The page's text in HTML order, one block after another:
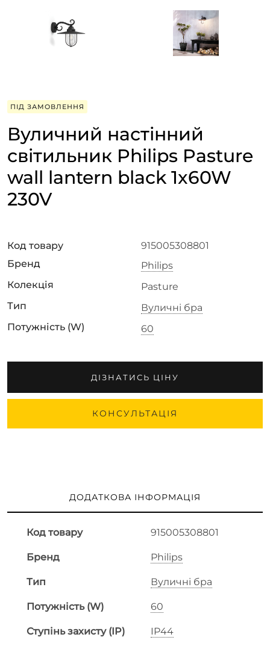
ПІД ЗАМОВЛЕННЯ
Вуличний настінний
світильник Philips Pasture
wall lantern black 1x60W
230V
Код товару
915005308801
Бренд
Philips
Колекція
Pasture
Тип
Вуличні бра
Потужність (W)
60
ДІЗНАТИСЬ ЦІНУ
КОНСУЛЬТАЦІЯ
ДОДАТКОВА ІНФОРМАЦІЯ
Код товару 915005308801
Бренд Philips
Тип Вуличні бра
Потужність (W) 60
Ступінь захисту (IP) IP44